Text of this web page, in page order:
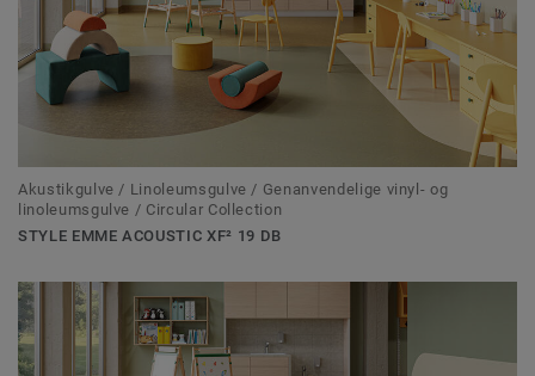
Akustikgulve / Linoleumsgulve / Genanvendelige vinyl- og
linoleumsgulve / Circular Collection
STYLE EMME ACOUSTIC XF² 19 DB